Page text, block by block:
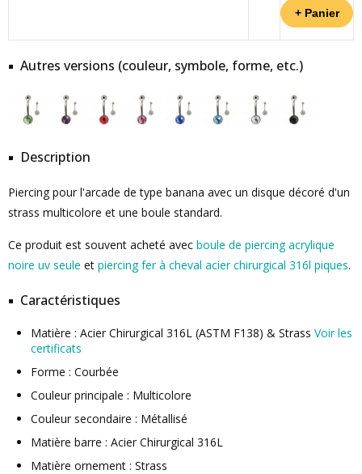
Autres versions (couleur, symbole, forme, etc.)
Description
Piercing pour l'arcade de type banana avec un disque décoré d'un
strass multicolore et une boule standard.
Ce produit est souvent acheté avec boule de piercing acrylique
noire uv seule et piercing fer à cheval acier chirurgical 316l piques.
Caractéristiques
Matière : Acier Chirurgical 316L (ASTM F138) & Strass Voir les
certificats
Forme : Courbée
Couleur principale : Multicolore
Couleur secondaire : Métallisé
Matière barre : Acier Chirurgical 316L
Matière ornement : Strass